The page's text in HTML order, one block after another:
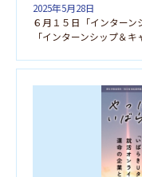
2025年5月28日